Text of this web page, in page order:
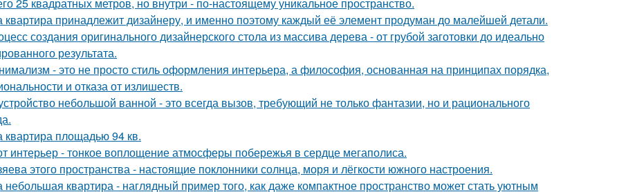
квартира принадлежит дизайнеру, и именно поэтому каждый её элемент продуман до малейшей детали.
создания оригинального дизайнерского стола из массива дерева - от грубой заготовки до идеально
результата.
- это не просто стиль оформления интерьера, а философия, основанная на принципах порядка,
и отказа от излишеств.
небольшой ванной - это всегда вызов, требующий не только фантазии, но и рационального
квартира площадью 94 кв.
интерьер - тонкое воплощение атмосферы побережья в сердце мегаполиса.
этого пространства - настоящие поклонники солнца, моря и лёгкости южного настроения.
небольшая квартира - наглядный пример того, как даже компактное пространство может стать уютным